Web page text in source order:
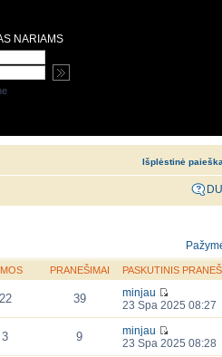
Išplėstinė paieška
PRANEŠIMAI PASKUTINIS
22 39
minjau
23 Spa 2025 08:27
3 9
minjau
23 Spa 2025 08:28
NARIAMS